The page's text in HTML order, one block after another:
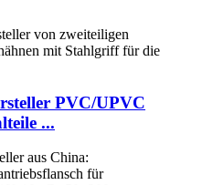
PVC/UPVC
...